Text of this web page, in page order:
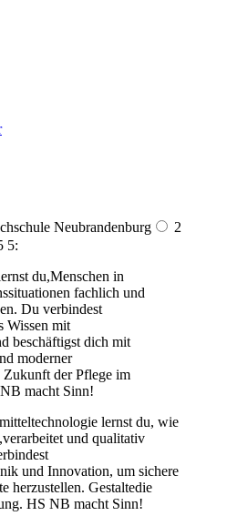
Neubrandenburg
2
5:
du,Menschen in
fachlich und
Du verbindest
Wissen mit
beschäftigst dich mit
moderner
Zukunft der Pflege im
macht Sinn!
lernst du, wie
und qualitativ
und Innovation, um sichere
herzustellen. Gestaltedie
HS NB macht Sinn!